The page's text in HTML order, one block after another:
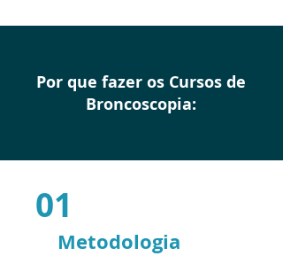
Por que fazer os Cursos de
Broncoscopia:
01
Metodologia